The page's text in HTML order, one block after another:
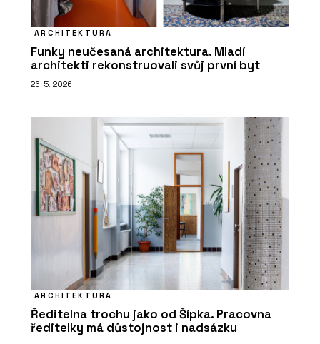
ARCHITEKTURA
Funky neučesaná architektura. Mladí
architekti rekonstruovali svůj první byt
26. 5. 2026
ARCHITEKTURA
Ředitelna trochu jako od Šípka. Pracovna
ředitelky má důstojnost i nadsázku